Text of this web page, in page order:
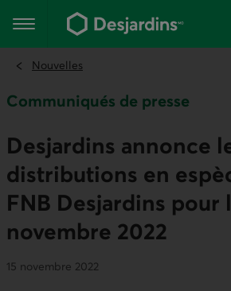
contenu
Menu principal
Nouvelles
Communiqués de presse
Desjardins annonce
distributions en
FNB Desjardins pour
novembre 2022
15 novembre 2022